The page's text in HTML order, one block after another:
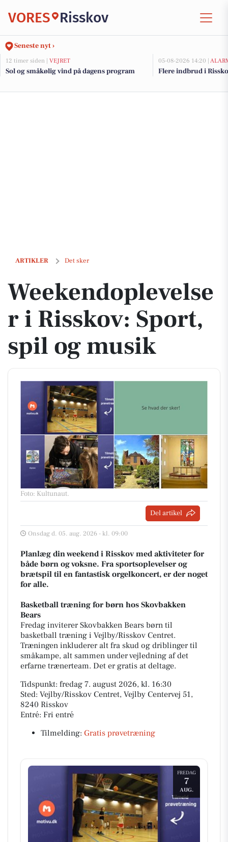
VORES Risskov
Seneste nyt ›
12 timer siden | VEJRET
Sol og småkølig vind på dagens program
05-08-2026 14:20 |
Flere indbrud i
ARTIKLER Det sker
Weekendoplevelser i Risskov: Sport, spil og musik
Weekendoplevelse
r i Risskov: Sport,
spil og musik
Foto: Kultunaut.
Del artikel
Onsdag d. 05. aug. 2026 - kl. 09:00
Planlæg din weekend i Risskov med aktiviteter for
både børn og voksne. Fra sportsoplevelser og
brætspil til en fantastisk orgelkoncert, er der noget
for alle.
Basketball træning for børn hos Skovbakken
Bears
Fredag inviterer Skovbakken Bears børn til
basketball træning i Vejlby/Risskov Centret.
Træningen inkluderer alt fra skud og driblinger til
småkampe, alt sammen under vejledning af det
erfarne trænerteam. Det er gratis at deltage.
Tidspunkt: fredag 7. august 2026, kl. 16:30
Sted: Vejlby/Risskov Centret, Vejlby Centervej 51,
8240 Risskov
Entré: Fri entré
Tilmelding: Gratis prøvetræning
FREDAG
7
AUG.